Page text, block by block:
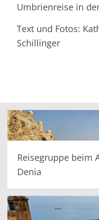
Umbrienreise in
Text und Fotos:
Schillinger
Reisegruppe beim
Denia